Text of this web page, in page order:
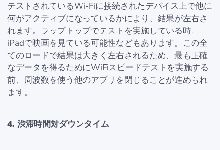
テストされているWi-Fiに接続されたデバイス上で他に
何がアクティブになっているかにより、結果が左右さ
れます。ラップトップでテストを実施している時、
iPadで映画を見ている可能性などもあります。この全
てのロードで結果は大きく左右されるため、最も正確
なデータを得るためにWiFiスピードテストを実施する
前、周波数を使う他のアプリを閉じることが進められ
ます。
4. 渋滞時間対ダウンタイム